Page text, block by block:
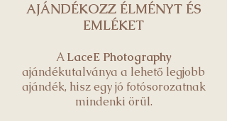
AJÁNDÉKOZZ ÉLMÉNYT ÉS
EMLÉKET
ALaceE Photography
ajándékutalványa a lehető legjobb
ajándék, hisz egy jó fotósorozatnak
mindenki örül.